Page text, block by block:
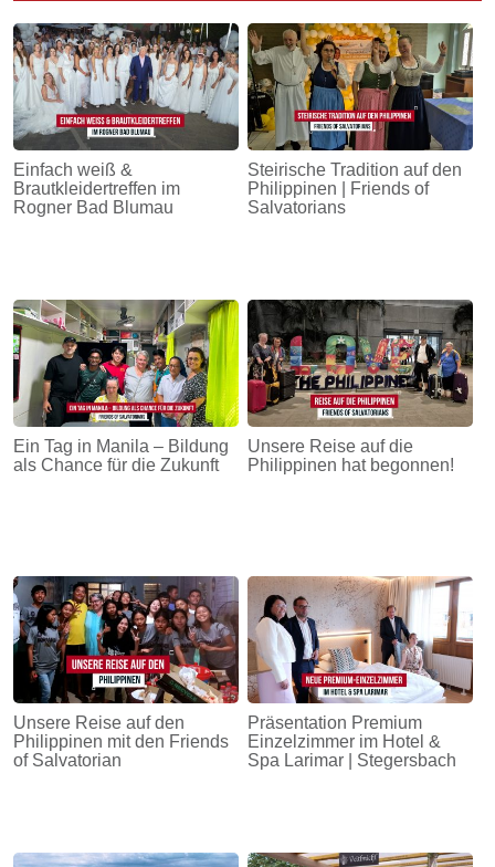
Einfach weiß &
Brautkleidertreffen im
Rogner Bad Blumau
Steirische Tradition auf den
Philippinen | Friends of
Salvatorians
Ein Tag in Manila – Bildung
als Chance für die Zukunft
Unsere Reise auf die
Philippinen hat begonnen!
Unsere Reise auf den
Philippinen mit den Friends
of Salvatorian
Präsentation Premium
Einzelzimmer im Hotel &
Spa Larimar | Stegersbach